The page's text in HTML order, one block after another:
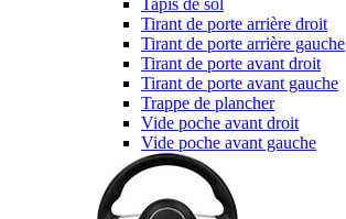
Tapis de sol
Tirant de porte arrière droit
Tirant de porte arrière gauche
Tirant de porte avant droit
Tirant de porte avant gauche
Trappe de plancher
Vide poche avant droit
Vide poche avant gauche